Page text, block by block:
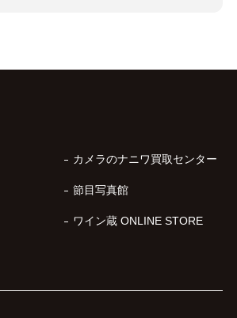
カメラのナニワ買取センター
節目写真館
ワイン蔵 ONLINE STORE